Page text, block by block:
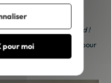
petite surprise vous attend !
une surprise !
pour
attention vous sera
Merci de votre fidélité !
pour moi